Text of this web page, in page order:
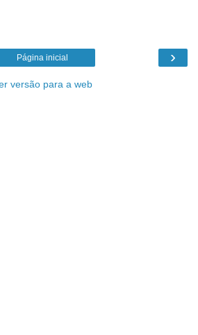
›
Página inicial
versão para a web